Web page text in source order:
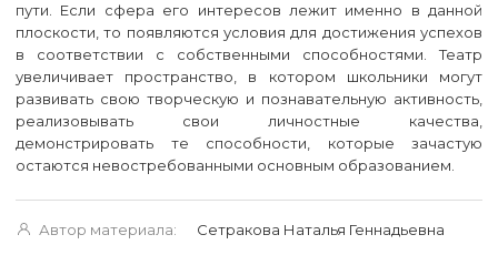
пути. Если сфера его интересов лежит именно в данной
плоскости, то появляются условия для достижения успехов
в соответствии с собственными способностями. Театр
увеличивает пространство, в котором школьники могут
развивать свою творческую и познавательную активность,
реализовывать свои личностные качества,
демонстрировать те способности, которые зачастую
остаются невостребованными основным образованием.
Автор материала: Сетракова Наталья Геннадьевна